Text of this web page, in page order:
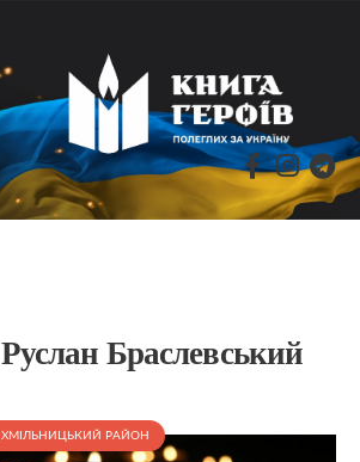
Руслан Браслевський
ХМІЛЬНИЦЬКИЙ РАЙОН